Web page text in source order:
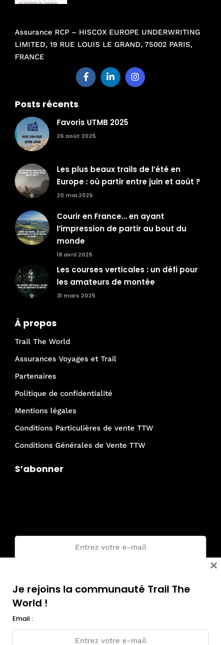
Assurance RCP – HISCOX EUROPE UNDERWRITING
LIMITED, 19 RUE LOUIS LE GRAND, 75002 PARIS,
FRANCE
Posts récents
Favoris UTMB 2025
26 août 2025
Les plus beaux trails de l’été en
Europe : où partir entre juin et août ?
20 mai 2025
Courir en France… en ayant
l’impression de partir au bout du
monde
18 avril 2025
Les courses verticales : un défi pour
les amateurs de montée
31 mars 2025
À propos
Trail The World
Assurances Voyages et Trail
Partenaires
Politique de confidentialité
Mentions légales
Conditions Particulières de vente TTW
Conditions Générales de Vente TTW
S’abonner
Je rejoins la communauté Trail The
World !
Email :
×